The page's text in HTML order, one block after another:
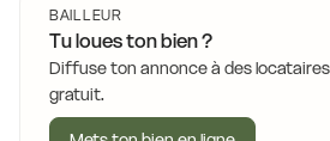
BAILLEUR
Tu loues ton bien ?
Diffuse ton annonce à des
gratuit.